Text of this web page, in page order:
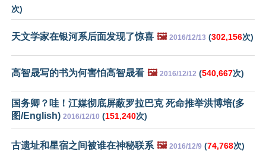
次)
天文学家在银河系后面发现了惊喜 🖼️ 2016/12/13 (302,156次)
高智晟写的书为何害怕高智晟看 🖼️ 2016/12/12 (540,667次)
国务卿？哇！江媒彻底屏蔽罗拉巴克 死命推举洪博培(多
图/English) 2016/12/10 (151,240次)
古遗址和星宿之间被谁在神秘联系 🖼️ 2016/12/9 (74,768次)